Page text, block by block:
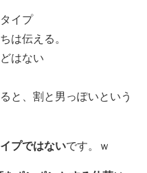
イプ
は伝える。
はない
と、割と 男っぽい という
プではないです。ｗ